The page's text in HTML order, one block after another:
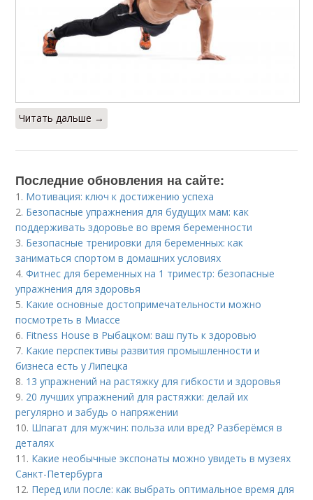
Читать дальше →
Последние обновления на сайте:
1. Мотивация: ключ к достижению успеха
2. Безопасные упражнения для будущих мам: как
поддерживать здоровье во время беременности
3. Безопасные тренировки для беременных: как
заниматься спортом в домашних условиях
4.Фитнес для беременных на 1 триместр: безопасные
упражнения для здоровья
5. Какие основные достопримечательности можно
посмотреть в Миассе
6. Fitness House в Рыбацком: ваш путь к здоровью
7. Какие перспективы развития промышленности и
бизнеса есть у Липецка
8. 13 упражнений на растяжку для гибкости и здоровья
9. 20 лучших упражнений для растяжки: делай их
регулярно и забудь о напряжении
10. Шпагат для мужчин: польза или вред? Разберёмся в
деталях
11. Какие необычные экспонаты можно увидеть в музеях
Санкт-Петербурга
12. Перед или после: как выбрать оптимальное время для